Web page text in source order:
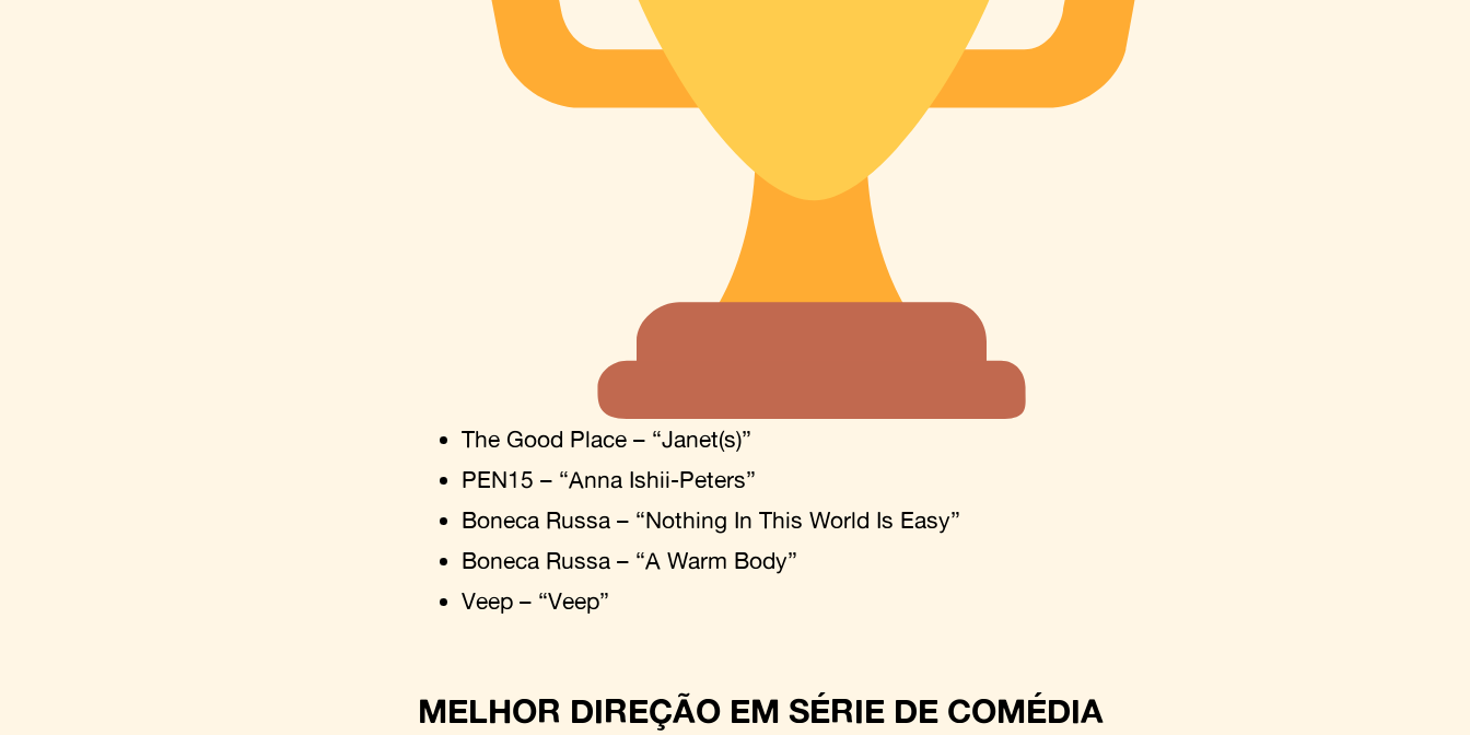
The Good Place – “Janet(s)”
PEN15 – “Anna Ishii-Peters”
Boneca Russa – “Nothing In This World Is Easy”
Boneca Russa – “A Warm Body”
Veep – “Veep”
MELHOR DIREÇÃO EM SÉRIE DE COMÉDIA